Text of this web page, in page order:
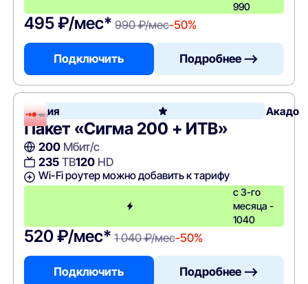
990
495 ₽/мес* 990 ₽/мес-50%
Подключить Подробнее —>
Акция Акадо
Пакет «Сигма 200 + ИТВ»
200Мбит/с
235ТВ120HD
Wi-Fi роутер можно добавить к тарифу
с 3-го
месяца -
1040
520 ₽/мес* 1 040 ₽/мес-50%
Подключить Подробнее —>